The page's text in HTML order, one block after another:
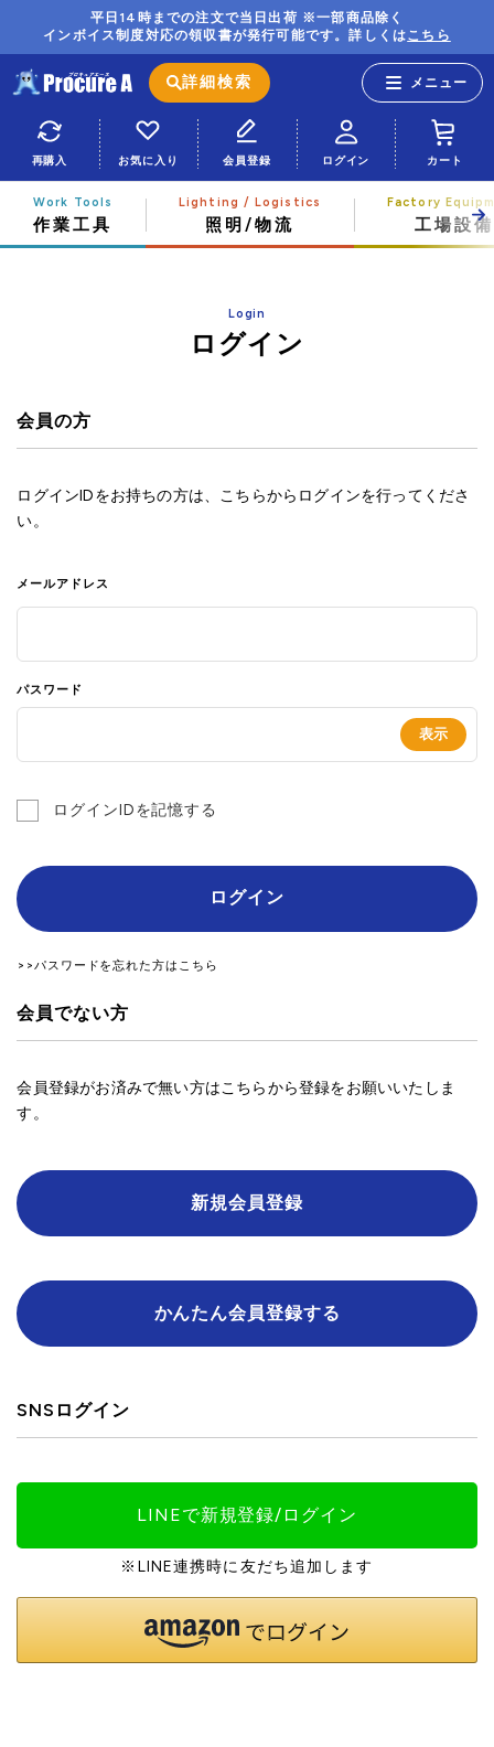
平日14時までの注文で当日出荷 ※一部商品除く
インボイス制度対応の領収書が発行可能です。詳しくはこちら
詳細検索
再購入 お気に入り 会員登録 ログイン カート
作業工具 照明/物流 工場設備
Login
ログイン
会員の方
ログインIDをお持ちの方は、こちらからログインを行ってくださ
い。
メールアドレス
パスワード
ログインIDを記憶する
ログイン
>>パスワードを忘れた方はこちら
会員でない方
会員登録がお済みで無い方はこちらから登録をお願いいたしま
す。
新規会員登録
かんたん会員登録する
SNSログイン
LINEで新規登録/ログイン
※LINE連携時に友だち追加します